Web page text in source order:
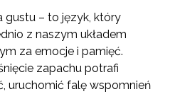
gustu – to język, który
z naszym układem
za emocje i pamięć.
zapachu potrafi
uruchomić falę wspomnień